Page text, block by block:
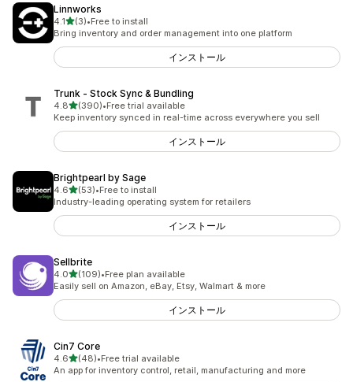
Linnworks
4.15つ星中
(3)
合計レビュー数：3件
•Free to install
Bring inventory and order management into one platform
インストール
Trunk ‑ Stock Sync & Bundling
4.85つ星中
(390)
合計レビュー数：390件
•Free trial available
Keep inventory synced in real-time across everywhere you sell
インストール
Brightpearl by Sage
4.65つ星中
(53)
合計レビュー数：53件
•Free to install
Industry-leading operating system for retailers
インストール
Sellbrite
4.05つ星中
(109)
合計レビュー数：109件
•Free plan available
Easily sell on Amazon, eBay, Etsy, Walmart & more
インストール
Cin7 Core
4.65つ星中
(48)
合計レビュー数：48件
•Free trial available
An app for inventory control, retail, manufacturing and more